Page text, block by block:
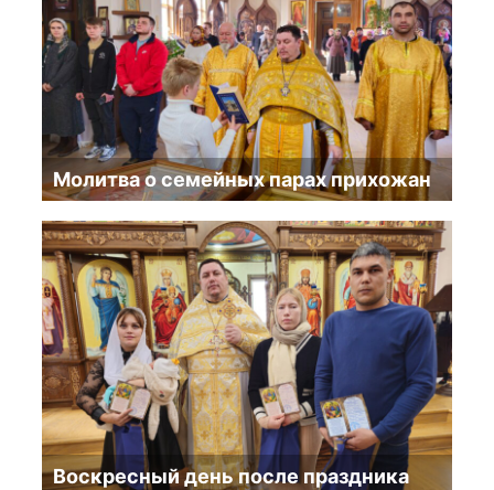
Молитва о семейных парах прихожан
Воскресный день после праздника